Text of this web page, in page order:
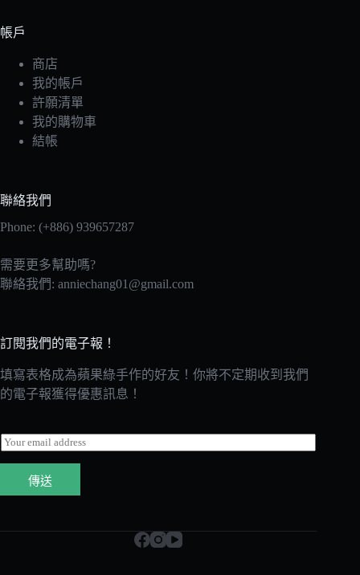
帳戶
商店
我的帳戶
許願清單
我的購物車
結帳
聯絡我們
Phone: (+886) 939657287
需要更多幫助嗎?
聯絡我們: anniechang01@gmail.com
訂閱我們的電子報！
填寫表格成為蘋果綠手作的好友！你將不定期收到我們
的電子報獲得優惠訊息！
E
m
a
l
傳送